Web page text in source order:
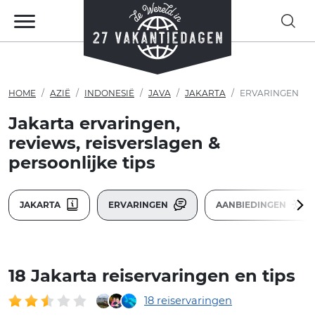
HOME AZIË INDONESIË JAVA JAKARTA ERVARINGEN
Jakarta ervaringen,
reviews, reisverslagen &
persoonlijke tips
JAKARTA ERVARINGEN AANBIEDINGEN
18 Jakarta reiservaringen en tips
18 reiservaringen